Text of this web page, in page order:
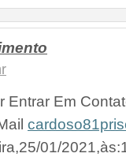
Entrar Em
01/